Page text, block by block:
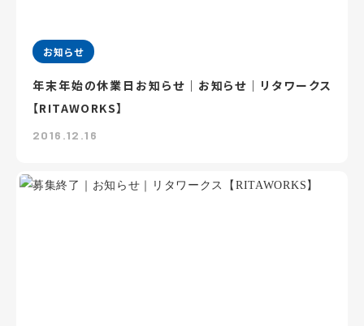
お知らせ
年末年始の休業日お知らせ｜お知らせ｜リタワークス
【RITAWORKS】
2016.12.16